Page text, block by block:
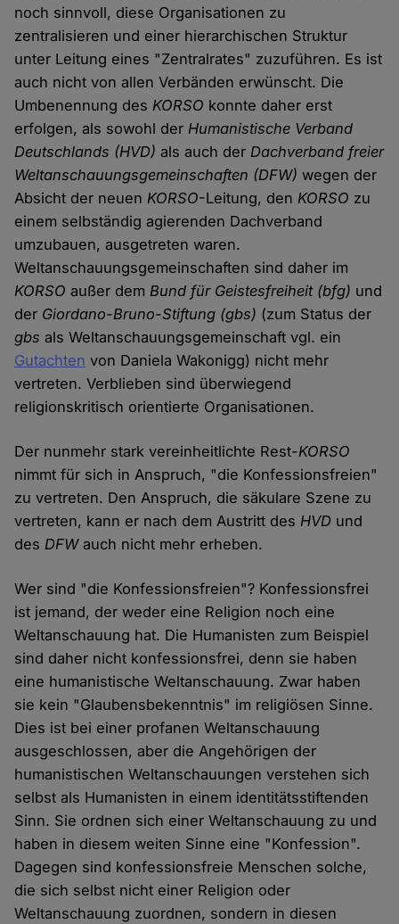
noch sinnvoll, diese Organisationen zu
zentralisieren und einer hierarchischen Struktur
unter Leitung eines "Zentralrates" zuzuführen. Es ist
auch nicht von allen Verbänden erwünscht. Die
Umbenennung desKORSO konnte daher erst
erfolgen, als sowohl derHumanistische Verband
Deutschlands (HVD) als auch derDachverband freier
Weltanschauungsgemeinschaften (DFW) wegen der
Absicht der neuenKORSO-Leitung, denKORSO zu
einem selbständig agierenden Dachverband
umzubauen, ausgetreten waren.
Weltanschauungsgemeinschaften sind daher im
KORSO außer demBund für Geistesfreiheit (bfg) und
der Giordano-Bruno-Stiftung (gbs) (zum Status der
gbs als Weltanschauungsgemeinschaft vgl. ein
Gutachten von Daniela Wakonigg) nicht mehr
vertreten. Verblieben sind überwiegend
religionskritisch orientierte Organisationen.
Der nunmehr stark vereinheitlichte Rest-KORSO
nimmt für sich in Anspruch, "die Konfessionsfreien"
zu vertreten. Den Anspruch, die säkulare Szene zu
vertreten, kann er nach dem Austritt desHVD und
desDFWauch nicht mehr erheben.
Wer sind "die Konfessionsfreien"? Konfessionsfrei
ist jemand, der weder eine Religion noch eine
Weltanschauung hat. Die Humanisten zum Beispiel
sind daher nicht konfessionsfrei, denn sie haben
eine humanistische Weltanschauung. Zwar haben
sie kein "Glaubensbekenntnis" im religiösen Sinne.
Dies ist bei einer profanen Weltanschauung
ausgeschlossen, aber die Angehörigen der
humanistischen Weltanschauungen verstehen sich
selbst als Humanisten in einem identitätsstiftenden
Sinn. Sie ordnen sich einer Weltanschauung zu und
haben in diesem weiten Sinne eine "Konfession".
Dagegen sind konfessionsfreie Menschen solche,
die sich selbst nicht einer Religion oder
Weltanschauung zuordnen, sondern in diesen